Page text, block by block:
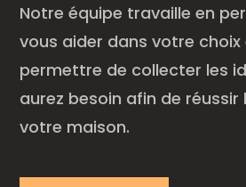
Notre équipe travaille en
vous aider dans votre choix
permettre de collecter les
aurez besoin afin de
votre maison.